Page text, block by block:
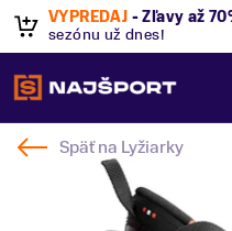
VÝPREDAJ - Zľavy až
sezónu už dnes!
Späť na Lyžiarky